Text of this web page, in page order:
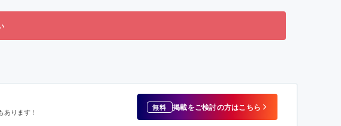
ります！ 無料 掲載をご検討の方はこちら